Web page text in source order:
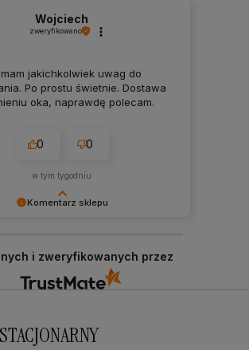
Komentarz sklepu
naszych klientów! Do zobaczenia:)
Wojciech
zweryfikowano
mam jakichkolwiek uwag do
Po prostu świetnie. Dostawa
oka, naprawdę polecam.
0 0
w tym tygodniu
i zweryfikowanych przez